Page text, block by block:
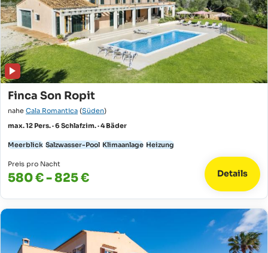
Finca Son Ropit
nahe Cala Romantica (Süden)
max. 12 Pers. · 6 Schlafzim. · 4 Bäder
Meerblick Salzwasser-Pool Klimaanlage Heizung
Preis pro Nacht
580 € - 825 € Details